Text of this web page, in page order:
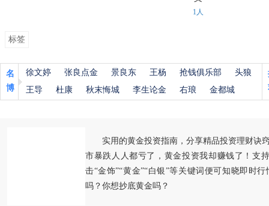
1人
标签
名
博
徐文婷 张良点金 景良东 王杨 抢钱俱乐部
头狼
王导
杜康 秋末悔城 李生论金 右琅 金都城
实用的黄金投资指南，分享精品投资理财诀
市暴跌人人都亏了，黄金投资我却赚钱了！支
击“金饰”“黄金”“白银”等关键词便可知晓即时
吗？你想抄底黄金吗？